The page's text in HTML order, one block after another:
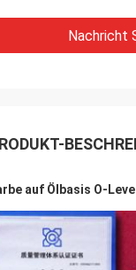
Nachricht
auf Ölbasis O-